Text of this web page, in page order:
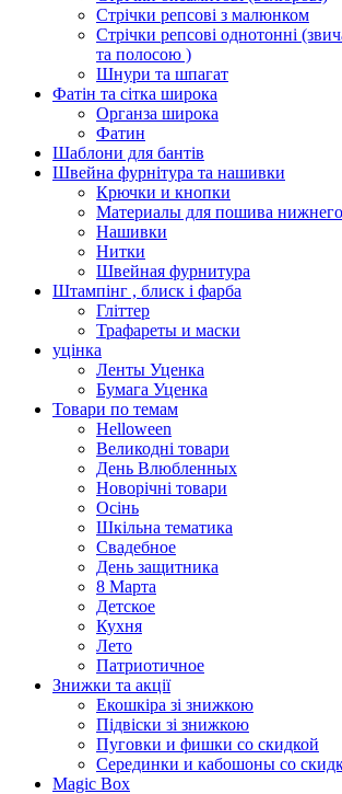
Стрічки репсові з малюнком
Стрічки репсові однотонні
та полосою )
Шнури та шпагат
Фатін та сітка широка
Органза широка
Фатин
Шаблони для бантів
Швейна фурнітура та нашивки
Крючки и кнопки
Материалы для пошива нижнего
Нашивки
Нитки
Швейная фурнитура
Штампінг , блиск і фарба
Гліттер
Трафареты и маски
уцінка
Ленты Уценка
Бумага Уценка
Товари по темам
Helloween
Великодні товари
День Влюбленных
Новорічні товари
Осінь
Шкільна тематика
Свадебное
День защитника
8 Марта
Детское
Кухня
Лето
Патриотичное
Знижки та акції
Екошкіра зі знижкою
Підвіски зі знижкою
Пуговки и фишки со скидкой
Серединки и кабошоны со
Magic Box